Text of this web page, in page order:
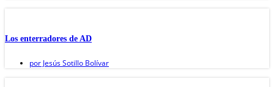
Los enterradores de AD
por Jesús Sotillo Bolívar